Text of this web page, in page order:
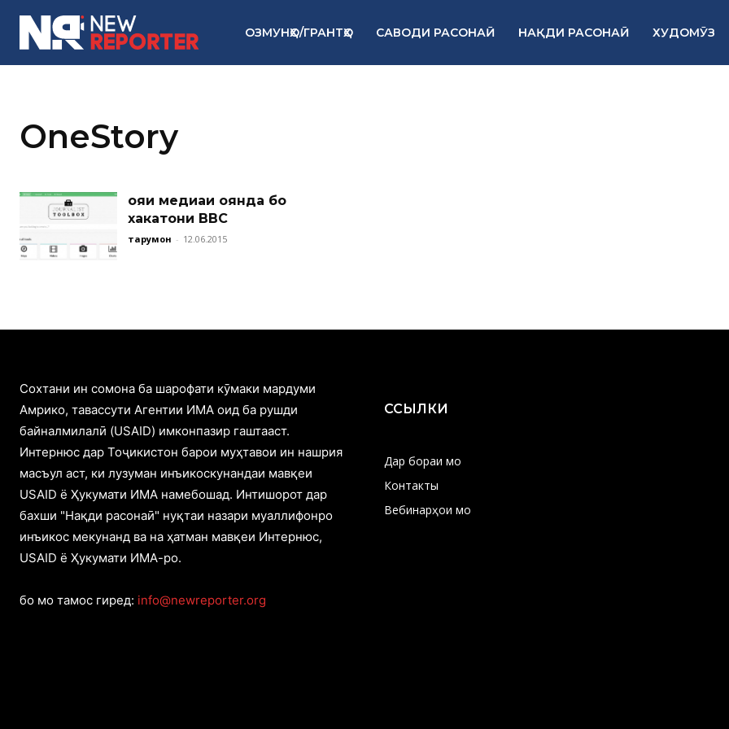
ОЗМУНҲО/ГРАНТҲО САВОДИ РАСОНАӢ НАҚДИ РАСОНАӢ ХУДОМӮЗ
OneStory
Ғояи медиаи оянда бо
хакатони BBC
тарҷумон - 12.06.2015
Cохтани ин сомона ба шарофати кӯмаки мардуми
Амрико, тавассути Агентии ИМА оид ба рушди
байналмилалӣ (USAID) имконпазир гаштааст.
Интернюс дар Тоҷикистон барои муҳтавои ин нашрия
масъул аст, ки лузуман инъикоскунандаи мавқеи
USAID ё Ҳукумати ИМА намебошад. Интишорот дар
бахши "Нақди расонаӣ" нуқтаи назари муаллифонро
инъикос мекунанд ва на ҳатман мавқеи Интернюс,
USAID ё Ҳукумати ИМА-ро.
бо мо тамос гиред: info@newreporter.org
ССЫЛКИ
Дар бораи мо
Контакты
Вебинарҳои мо